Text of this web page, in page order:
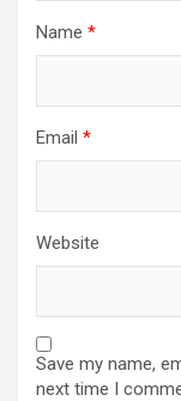
Name *
Email *
Website
Save my name,
next time I